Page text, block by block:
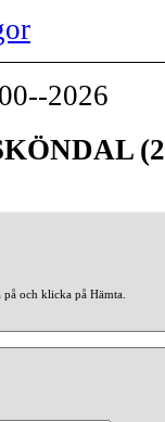
2026
och klicka på Hämta.